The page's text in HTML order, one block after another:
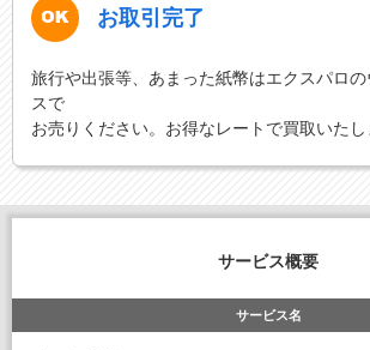
お取引完了
旅行や出張等、あまった紙幣はエクスパロ
スで
お売りください。お得なレートで買取いたし
サービス概要
サービス名